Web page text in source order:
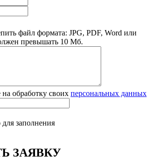
файл формата: JPG, PDF, Word или
превышать 10 Мб.
обработку своих персональных данных
для заполнения
ЗАЯВКУ